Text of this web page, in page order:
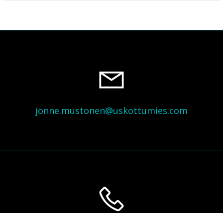
jonne.mustonen@uskottumies.com